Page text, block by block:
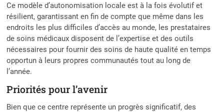
Ce modèle d’autonomisation locale est à la fois évolutif et
résilient, garantissant en fin de compte que même dans les
endroits les plus difficiles d’accès au monde, les prestataires
de soins médicaux disposent de l’expertise et des outils
nécessaires pour fournir des soins de haute qualité en temps
opportun à leurs propres communautés tout au long de
l’année.
Priorités pour l’avenir
Bien que ce centre représente un progrès significatif, des